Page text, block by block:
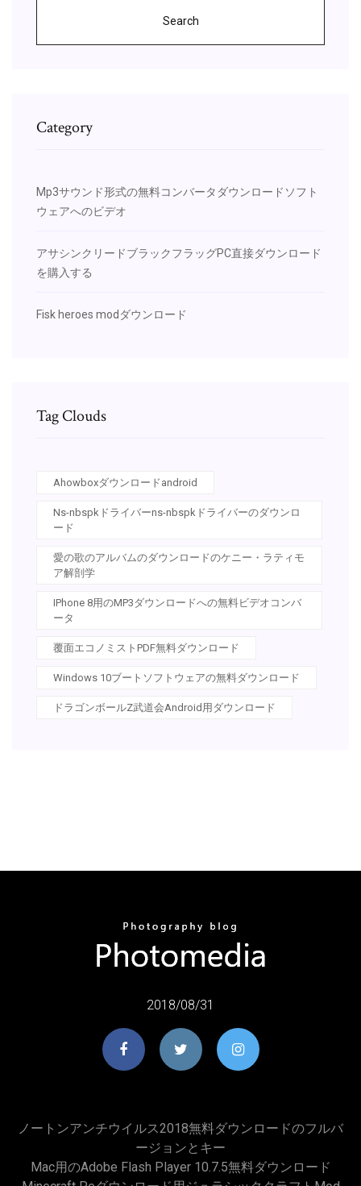
Search
Category
Mp3サウンド形式の無料コンバータダウンロードソフト
ウェアへのビデオ
アサシンクリードブラックフラッグPC直接ダウンロード
を購入する
Fisk heroes modダウンロード
Tag Clouds
Ahowboxダウンロードandroid
Ns-nbspkドライバーns-nbspkドライバーのダウンロ
ード
愛の歌のアルバムのダウンロードのケニー・ラティモ
ア解剖学
IPhone 8用のMP3ダウンロードへの無料ビデオコンバ
ータ
覆面エコノミストPDF無料ダウンロード
Windows 10ブートソフトウェアの無料ダウンロード
ドラゴンボールZ武道会Android用ダウンロード
2018/08/31
ノートンアンチウイルス2018無料ダウンロードのフルバ
ージョンとキー
Mac用のAdobe Flash Player 10.7.5無料ダウンロード